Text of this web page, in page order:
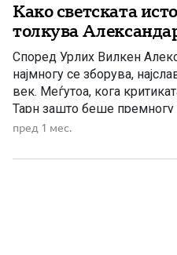
Како светската
толкува
Според Урлих Вилкен
најмногу се зборува,
век. Меѓутоа, кога
Тарн зашто беше премногу
во еден научен труд дека
човештвото. Неговата
пред 1 мес.